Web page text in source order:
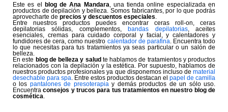
Este es el blog de Ana Mandara, una tienda online especializada en
productos de depilación y belleza. Somos fabricantes, por lo que podrás
aprovecharte de precios y descuentos especiales.
Entre nuestros productos puedes encontrar ceras roll-on, ceras
depilatorias sólidas, complementos,bandas depilatorias, aceites
esenciales, cremas para cuidado corporal y facial, y calentadores y
fundidores de cera, como nuestro calentador de parafina. Encuentra todo
lo que necesitas para tus tratamientos ya seas particular o un salón de
belleza.
En este blog de belleza y saludte hablamos de tratamientos y productos
relacionados con la depilación y la estética. Por supuesto, hablamos de
nuestros productos profesionales ya que disponemos incluso de material
desechable para spa. Entre estos productos destacan el papel de camilla
o los pantalones de presoterapiay demás productos de un sólo uso.
Encuentraconsejos y trucos para tus tratamientos en nuestro blog de
cosmética.